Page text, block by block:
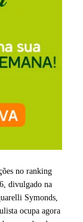
no ranking
divulgado na
Symonds,
ocupa agora